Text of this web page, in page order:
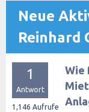
Neue
Reinhard
1
Antwort
1,146 Aufrufe
Wie